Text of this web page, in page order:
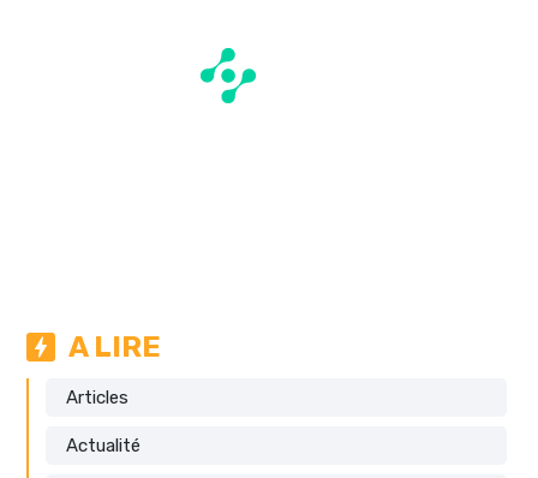
A LIRE
Articles
Actualité